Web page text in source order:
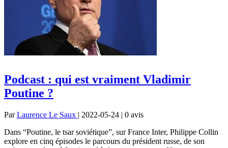
Podcast : qui est vraiment Vladimir
Poutine ?
ParLaurence Le Saux | 2022-05-24 | 0 avis
Dans “Poutine, le tsar soviétique”, sur France Inter, Philippe Collin
explore en cinq épisodes le parcours du président russe, de son